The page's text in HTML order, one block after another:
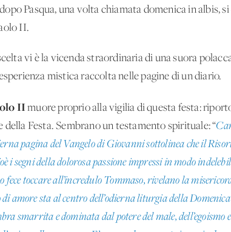
Pasqua, una volta chiamata domenica in albis, si
II.
vi è la vicenda straordinaria di una suora
mistica raccolta nelle pagine di un diario.
IImuore proprio alla vigilia di questa festa:
Festa. Sembrano un testamento spirituale: “
pagina del Vangelo di Giovanni sottolinea che il
i segni della dolorosa passione impressi in modo
fece toccare all’incredulo Tommaso, rivelano la
amore sta al centro dell’odierna liturgia della
smarrita e dominata dal potere del male,